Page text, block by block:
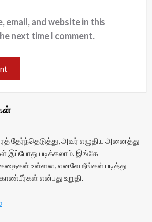
email, and website in this
next time I comment.
தேர்ந்தெடுத்து, அவர் எழுதிய அனைத்து
இப்போது படிக்கலாம். இங்கே
உள்ளன, எனவே நீங்கள் படித்து
என்பது உறுதி.